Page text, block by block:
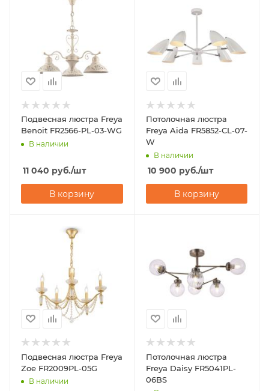
Подвесная люстра Freya
Benoit FR2566-PL-03-WG
В наличии
11 040 руб./шт
В корзину
Потолочная люстра
Freya Aida FR5852-CL-07-
W
В наличии
10 900 руб./шт
В корзину
Подвесная люстра Freya
Zoe FR2009PL-05G
В наличии
Потолочная люстра
Freya Daisy FR5041PL-
06BS